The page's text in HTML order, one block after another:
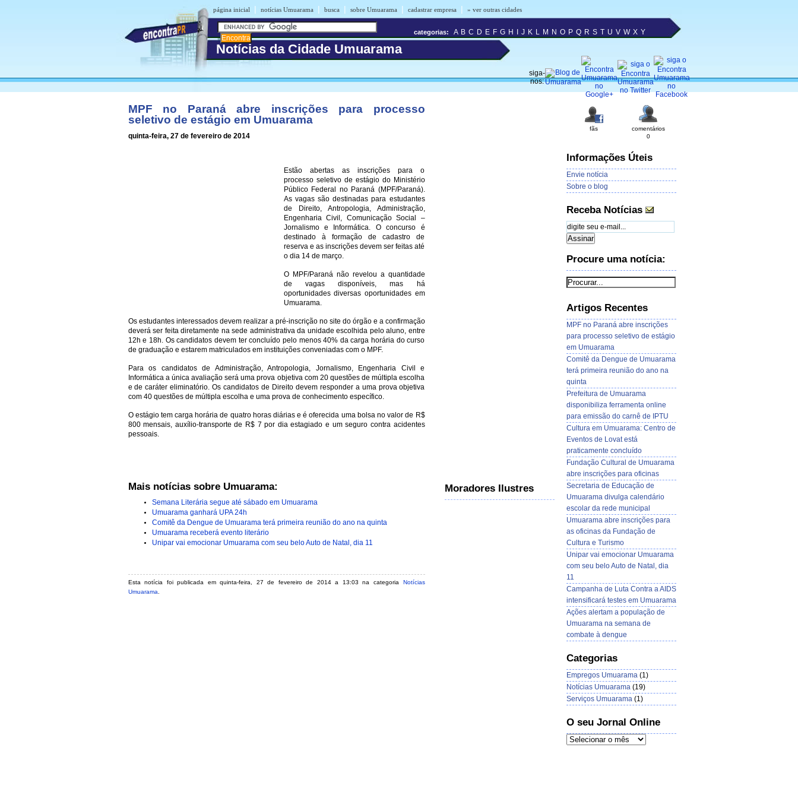
página inicial | notícias Umuarama | busca | sobre Umuarama | cadastrar empresa | » ver outras cidades
Notícias da Cidade Umuarama
siga-
nos:
categorias: A B C D E F G H J K L M N O P Q R S T U V W X Y
MPF no Paraná abre inscrições para processo
seletivo de estágio em Umuarama
quinta-feira, 27 de fevereiro de 2014
Estão abertas as inscrições para o
processo seletivo de estágio do Ministério
Público Federal no Paraná (MPF/Paraná).
As vagas são destinadas para estudantes
de Direito, Antropologia, Administração,
Engenharia Civil, Comunicação Social –
Jornalismo e Informática. O concurso é
destinado à formação de cadastro de
reserva e as inscrições devem ser feitas até
o dia 14 de março.
O MPF/Paraná não revelou a quantidade
de vagas disponíveis, mas há
oportunidades diversas oportunidades em
Umuarama.
Os estudantes interessados devem realizar a pré-inscrição no site do órgão e a confirmação
deverá ser feita diretamente na sede administrativa da unidade escolhida pelo aluno, entre
12h e 18h. Os candidatos devem ter concluído pelo menos 40% da carga horária do curso
de graduação e estarem matriculados em instituições conveniadas com o MPF.
Para os candidatos de Administração, Antropologia, Jornalismo, Engenharia Civil e
Informática a única avaliação será uma prova objetiva com 20 questões de múltipla escolha
e de caráter eliminatório. Os candidatos de Direito devem responder a uma prova objetiva
com 40 questões de múltipla escolha e uma prova de conhecimento específico.
O estágio tem carga horária de quatro horas diárias e é oferecida uma bolsa no valor de R$
800 mensais, auxílio-transporte de R$ 7 por dia estagiado e um seguro contra acidentes
pessoais.
Mais notícias sobre Umuarama:
Semana Literária segue até sábado em Umuarama
Umuarama ganhará UPA 24h
Comitê da Dengue de Umuarama terá primeira reunião do ano na quinta
Umuarama receberá evento literário
Unipar vai emocionar Umuarama com seu belo Auto de Natal, dia 11
Esta notícia foi publicada em quinta-feira, 27 de fevereiro de 2014 a 13:03 na categoria Notícias
Umuarama
Moradores Ilustres
fãs
comentários
0
Informações Úteis
Envie notícia
Sobre o blog
Receba Notícias
Procure uma notícia:
Artigos Recentes
MPF no Paraná abre inscrições
para processo seletivo de estágio
em Umuarama
Comitê da Dengue de Umuarama
terá primeira reunião do ano na
quinta
Prefeitura de Umuarama
disponibiliza ferramenta online
para emissão do carnê de IPTU
Cultura em Umuarama: Centro de
Eventos de Lovat está
praticamente concluído
Fundação Cultural de Umuarama
abre inscrições para oficinas
Secretaria de Educação de
Umuarama divulga calendário
escolar da rede municipal
Umuarama abre inscrições para
as oficinas da Fundação de
Cultura e Turismo
Unipar vai emocionar Umuarama
com seu belo Auto de Natal, dia
11
Campanha de Luta Contra a AIDS
intensificará testes em Umuarama
Ações alertam a população de
Umuarama na semana de
combate à dengue
Categorias
Empregos Umuarama(1)
Notícias Umuarama(19)
Serviços Umuarama(1)
O seu Jornal Online